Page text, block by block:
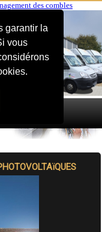
garantir la
vous
des combles